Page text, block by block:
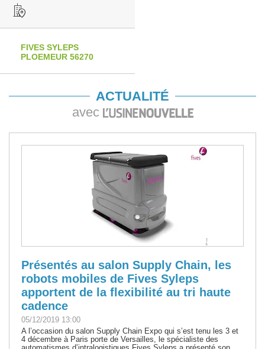
FIVES SYLEPS
PLOEMEUR 56270
ACTUALITÉ
avec
Présentés au salon Supply Chain, les
robots mobiles de Fives Syleps
apportent de la flexibilité au tri haute
cadence
05/12/2019 13:00
A l’occasion du salon Supply Chain Expo qui s’est tenu les 3 et
4 décembre à Paris porte de Versailles, le spécialiste des